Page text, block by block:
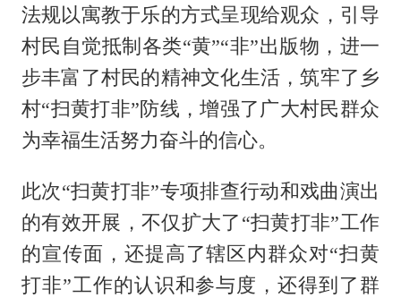
法规以寓教于乐的方式呈现给观众， 引导
村民自觉抵制各类“黄”“非”出版物，进一
步丰富了村民的精神文化生活，筑牢了乡
村“扫黄打非”防线，增强了广大村民群众
为幸福生活努力奋斗的信心。
此次“扫黄打非”专项排查行动和戏曲演出
的有效开展，不仅扩大了“扫黄打非”工作
的宣传面，还提高了辖区内群众对“扫黄
打非”工作的认识和参与度 ，还得到了群